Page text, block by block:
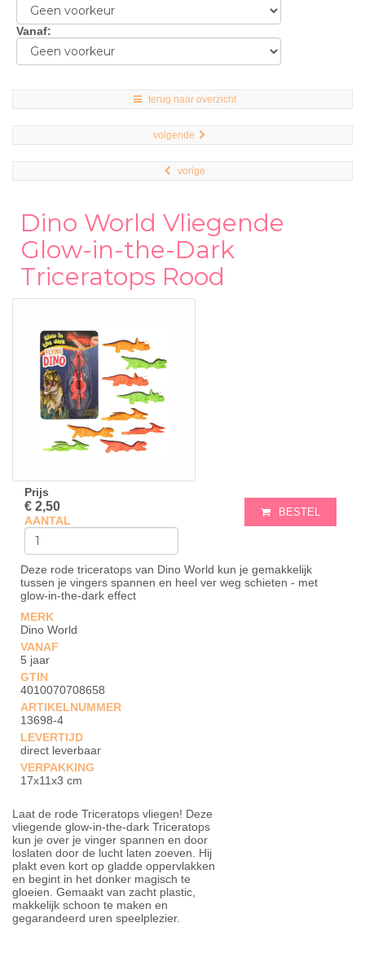
Vanaf:
terug naar overzicht
volgende
vorige
Dino World Vliegende
Glow-in-the-Dark
Triceratops Rood
Prijs
€ 2,50
AANTAL
BESTEL
Deze rode triceratops van Dino World kun je gemakkelijk
tussen je vingers spannen en heel ver weg schieten - met
glow-in-the-dark effect
MERK
Dino World
VANAF
5 jaar
GTIN
4010070708658
ARTIKELNUMMER
13698-4
LEVERTIJD
direct leverbaar
VERPAKKING
17x11x3 cm
Laat de rode Triceratops vliegen! Deze
vliegende glow-in-the-dark Triceratops
kun je over je vinger spannen en door
loslaten door de lucht laten zoeven. Hij
plakt even kort op gladde oppervlakken
en begint in het donker magisch te
gloeien. Gemaakt van zacht plastic,
makkelijk schoon te maken en
gegarandeerd uren speelplezier.